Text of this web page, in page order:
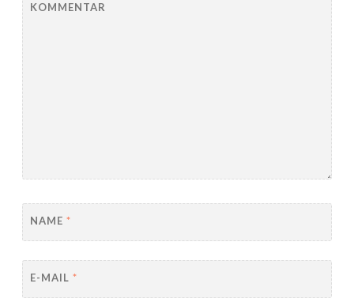
KOMMENTAR
NAME *
E-MAIL *